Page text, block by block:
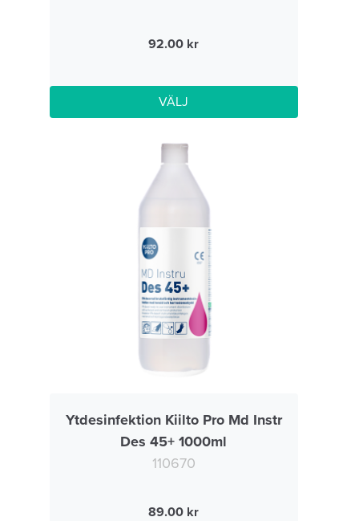
92.00
VÄLJ
Ytdesinfektion Kiilto Pro Md Instr
Des 45+ 1000ml
110670
89.00